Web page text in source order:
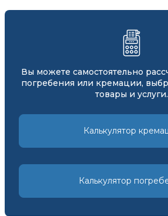
Вы можете самостоятельно
погребения или кремации,
товары и услуги.
Калькулятор
Калькулятор